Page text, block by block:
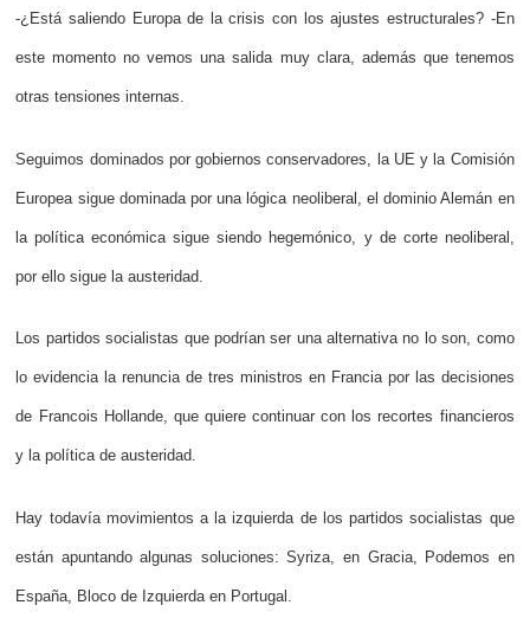
-¿Está saliendo Europa de la crisis con los ajustes estructurales? -En
este momento no vemos una salida muy clara, además que tenemos
otras tensiones internas.
Seguimos dominados por gobiernos conservadores, la UE y la Comisión
Europea sigue dominada por una lógica neoliberal, el dominio Alemán en
la política económica sigue siendo hegemónico, y de corte neoliberal,
por ello sigue la austeridad.
Los partidos socialistas que podrían ser una alternativa no lo son, como
lo evidencia la renuncia de tres ministros en Francia por las decisiones
de Francois Hollande, que quiere continuar con los recortes financieros
y la política de austeridad.
Hay todavía movimientos a la izquierda de los partidos socialistas que
están apuntando algunas soluciones: Syriza, en Gracia, Podemos en
España, Bloco de Izquierda en Portugal.